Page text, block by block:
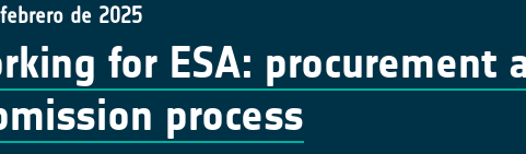
de 2025
for ESA: procurement
process